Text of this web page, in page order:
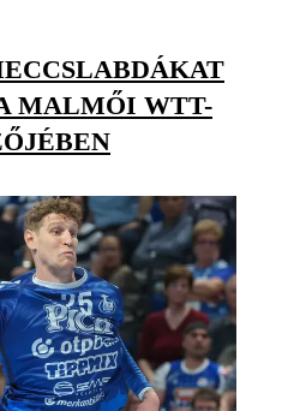
MALMŐI WTT-